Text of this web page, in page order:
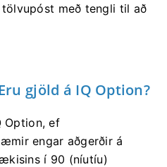
með tengli til að
gjöld á IQ Option?
Option, ef
engar aðgerðir á
í 90 (níutíu)